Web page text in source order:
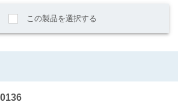
この製品を選択する